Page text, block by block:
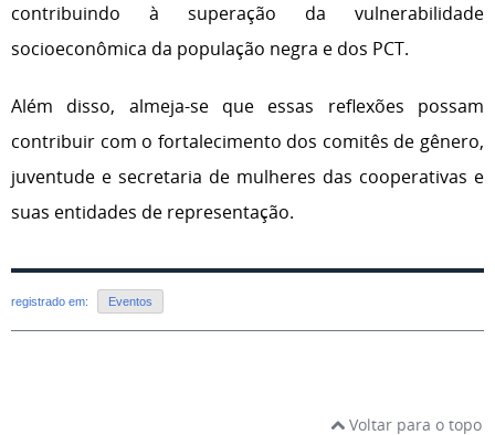
contribuindo à superação da vulnerabilidade
socioeconômica da população negra e dos PCT.
Além disso, almeja-se que essas reflexões possam
contribuir com o fortalecimento dos comitês de gênero,
juventude e secretaria de mulheres das cooperativas e
suas entidades de representação.
registrado em: Eventos
Voltar para o topo